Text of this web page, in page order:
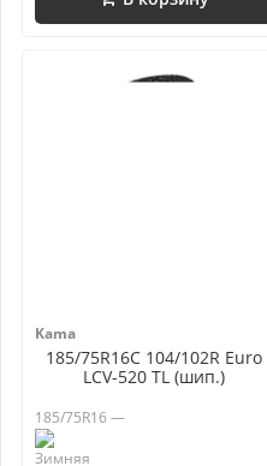
Kama
185/75R16C 104/102R Euro
LCV-520 TL (шип.)
185/75R16 —